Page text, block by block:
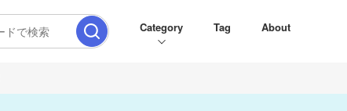
Category Tag About